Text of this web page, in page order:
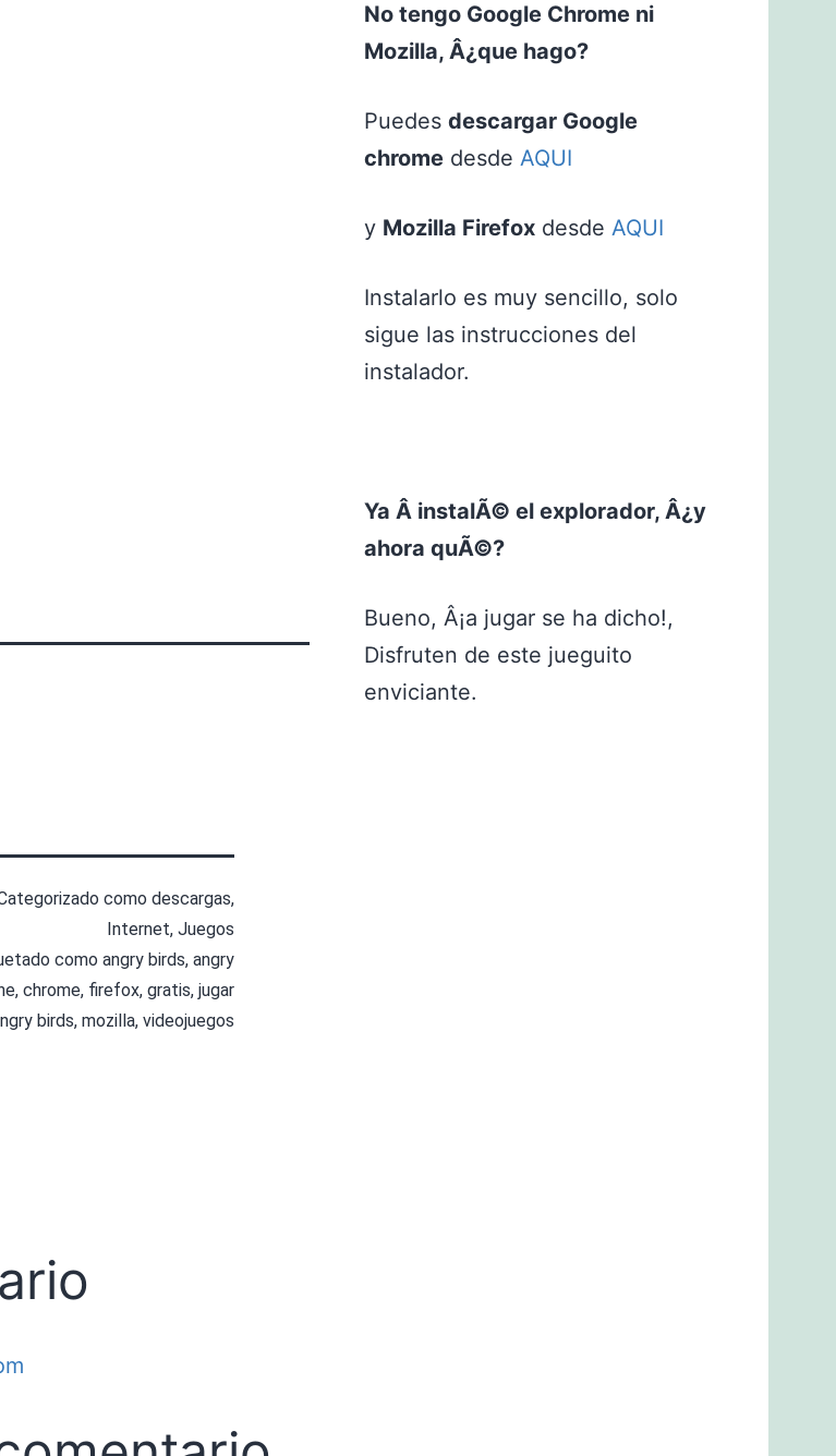
No tengo Google Chrome ni
Mozilla, Â¿que hago?
Puedes descargar Google
chrome desde AQUI
y Mozilla Firefox desde AQUI
Instalarlo es muy sencillo, solo
sigue las instrucciones del
instalador.
Ya Â instalÃ© el explorador, Â¿y
ahora quÃ©?
Bueno, Â¡a jugar se ha dicho!,
Disfruten de este jueguito
enviciante.
como descargas,
Internet, Juegos
como angry birds, angry
, chrome, firefox, gratis, jugar
birds, mozilla, videojuegos